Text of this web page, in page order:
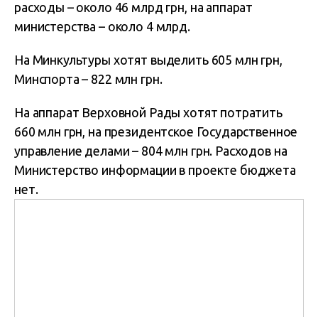
расходы – около 46 млрд грн, на аппарат
министерства – около 4 млрд.
На Минкультуры хотят выделить 605 млн грн,
Минспорта – 822 млн грн.
На аппарат Верховной Рады хотят потратить
660 млн грн, на президентское Государственное
управление делами – 804 млн грн. Расходов на
Министерство информации в проекте бюджета
нет.